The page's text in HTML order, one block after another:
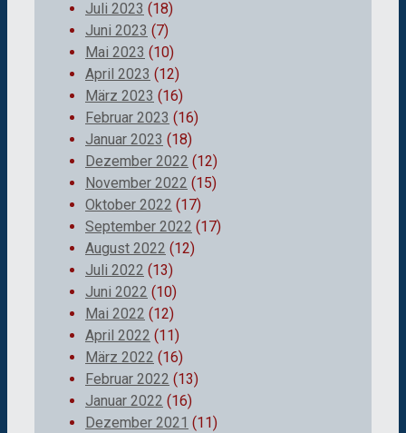
Juli 2023 (18)
Juni 2023 (7)
Mai 2023 (10)
April 2023 (12)
März 2023 (16)
Februar 2023 (16)
Januar 2023 (18)
Dezember 2022 (12)
November 2022 (15)
Oktober 2022 (17)
September 2022 (17)
August 2022 (12)
Juli 2022 (13)
Juni 2022 (10)
Mai 2022 (12)
April 2022 (11)
März 2022 (16)
Februar 2022 (13)
Januar 2022 (16)
Dezember 2021 (11)